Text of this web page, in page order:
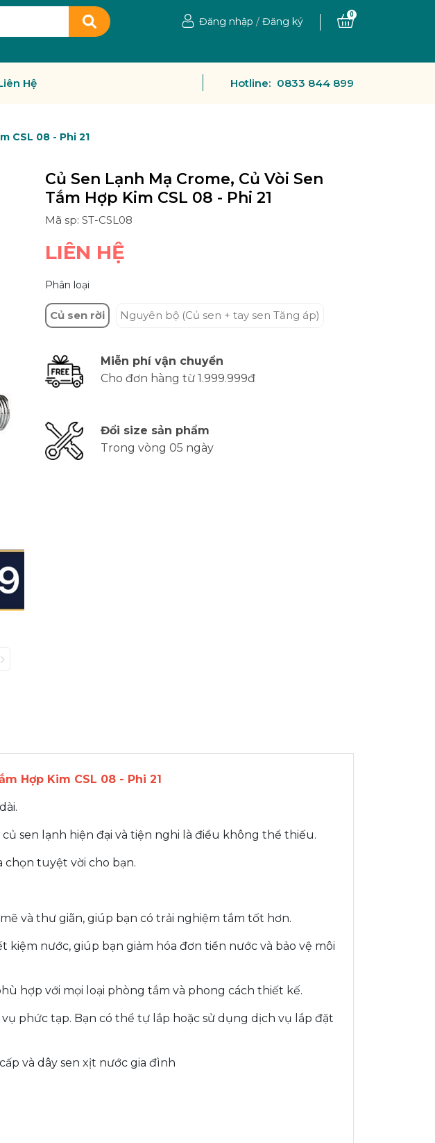
Đăng nhập / Đăng ký
0
Hệ Hotline: 0833 844 899
CSL 08 - Phi 21
Củ Sen Lạnh Mạ Crome, Củ Vòi Sen
Tắm Hợp Kim CSL 08 - Phi 21
Mã sp: ST-CSL08
LIÊN HỆ
Phân loại
Củ sen rời Nguyên bộ (Củ sen + tay sen Tăng áp)
Miễn phí vận chuyển
Cho đơn hàng từ 1.999.999đ
Đổi size sản phẩm
Trong vòng 05 ngày
Hợp Kim CSL 08 - Phi 21
sen lạnh hiện đại và tiện nghi là điều không thể thiếu.
chọn tuyệt vời cho bạn.
và thư giãn, giúp bạn có trải nghiệm tắm tốt hơn.
nước, giúp bạn giảm hóa đơn tiền nước và bảo vệ môi
hợp với mọi loại phòng tắm và phong cách thiết kế.
phức tạp. Bạn có thể tự lắp hoặc sử dụng dịch vụ lắp đặt
và dây sen xịt nước gia đình